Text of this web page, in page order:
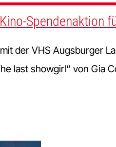
Spendenaktion
der VHS Augsburger
last showgirl“ von Gia